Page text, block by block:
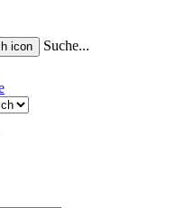
Suche...